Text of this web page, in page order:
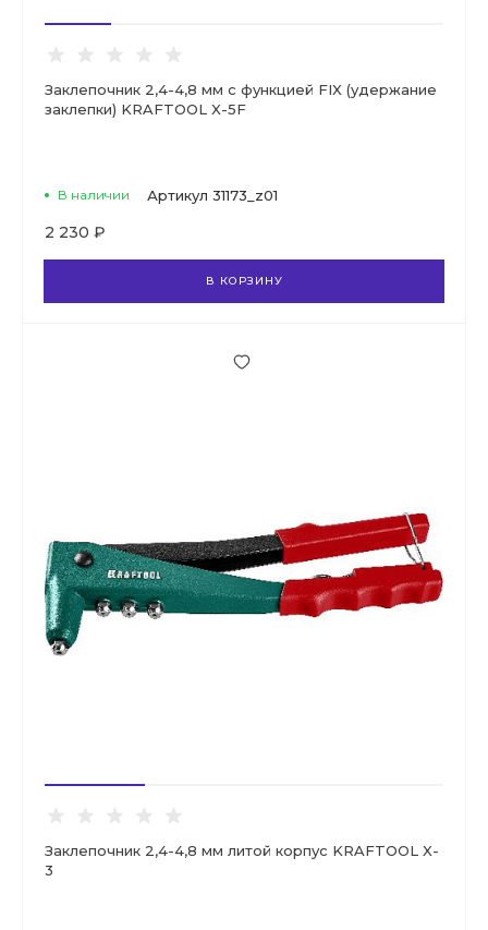
Заклепочник 2,4-4,8 мм с функцией FIX (удержание
заклепки) KRAFTOOL X-5F
В наличии Артикул 31173_z01
2 230 ₽
В КОРЗИНУ
Заклепочник 2,4-4,8 мм литой корпус KRAFTOOL X-
3